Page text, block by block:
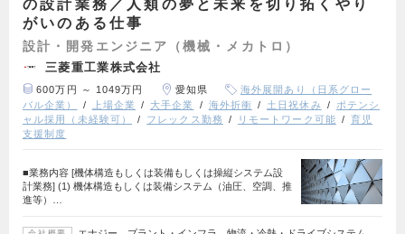
の設計業務／人類の夢と未来を切り拓くやり
がいのある仕事
設計・開発エンジニア（機械・メカトロ）
三菱重工業株式会社
600万円 ～ 1049万円 愛知県
海外展開あり（日系グロー
バル企業）
上場企業 大手企業 海外折衝 土日祝休み
ポテンシ
ャル採用（未経験可）
フレックス勤務 リモートワーク可能
育児
支援制度
■業務内容 [機体構造もしくは装備もしくは操縦システム設
計業務] (1) 機体構造もしくは装備システム（油圧、空調、推
進等）…